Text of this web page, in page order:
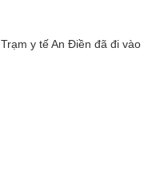
Trạm y tế An Điền đã đi vào